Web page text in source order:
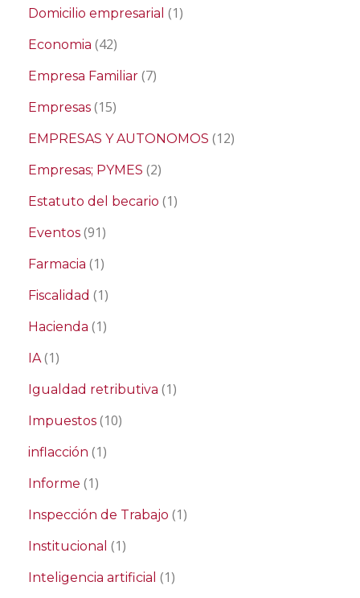
Domicilio empresarial (1)
Economia (42)
Empresa Familiar (7)
Empresas (15)
EMPRESAS Y AUTONOMOS (12)
Empresas; PYMES (2)
Estatuto del becario (1)
Eventos (91)
Farmacia (1)
Fiscalidad (1)
Hacienda (1)
IA(1)
Igualdad retributiva (1)
Impuestos (10)
inflacción (1)
Informe (1)
Inspección de Trabajo (1)
Institucional (1)
Inteligencia artificial (1)